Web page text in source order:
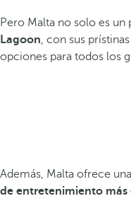
Pero Malta no solo es
Lagoon, con sus
opciones para todos los
Además, Malta ofrece una
de entretenimiento más